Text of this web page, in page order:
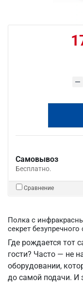
Самовывоз
Бесплатно.
Сравнение
Полка с
секрет
Где рождается тот
гости? Часто — не
оборудовании,
до самой подачи.